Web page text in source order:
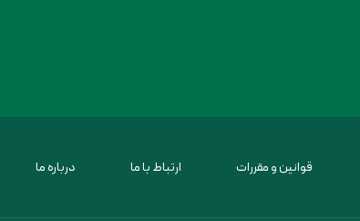
قوانین و مقررات ارتباط با ما درباره ما